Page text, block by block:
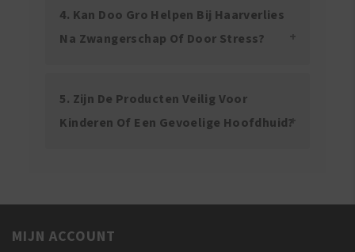
4. Kan Doo Gro Helpen Bij Haarverlies
Na Zwangerschap Of Door Stress?
5. Zijn De Producten Veilig Voor
Kinderen Of Een Gevoelige Hoofdhuid?
MIJN ACCOUNT